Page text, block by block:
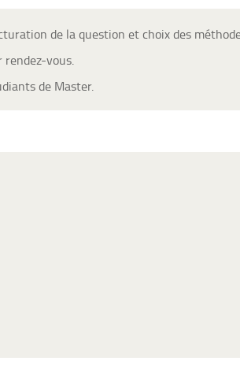
de la question et choix des
rendez-vous.
de Master.